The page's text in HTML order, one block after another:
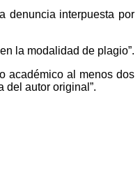
denuncia interpuesta por
la modalidad de plagio”.
académico al menos dos
del autor original”.